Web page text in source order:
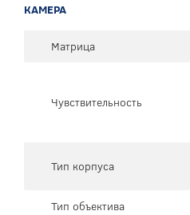
КАМЕРА
Матрица
Чувствительность
Тип корпуса
Тип объектива